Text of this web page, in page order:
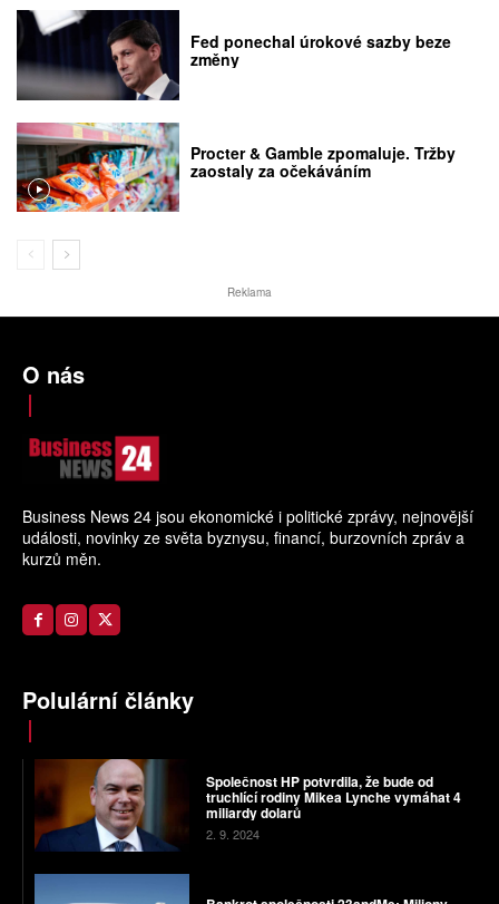
Fed ponechal úrokové sazby beze
změny
Procter & Gamble zpomaluje. Tržby
zaostaly za očekáváním
Reklama
O nás
Business News 24 jsou ekonomické i politické zprávy, nejnovější
události, novinky ze světa byznysu, financí, burzovních zpráv a
kurzů měn.
Polulární články
Společnost HP potvrdila, že bude od
truchlící rodiny Mikea Lynche vymáhat 4
miliardy dolarů
2. 9. 2024